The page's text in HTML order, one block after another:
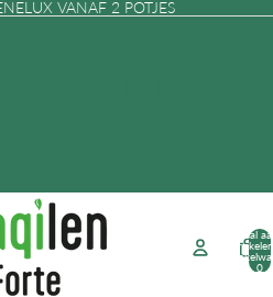
VANAF 2 POTJES
Totaal
0